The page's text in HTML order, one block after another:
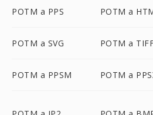
POTM a PPS POTM a
POTM a SVG POTM a
POTM a PPSM POTM a